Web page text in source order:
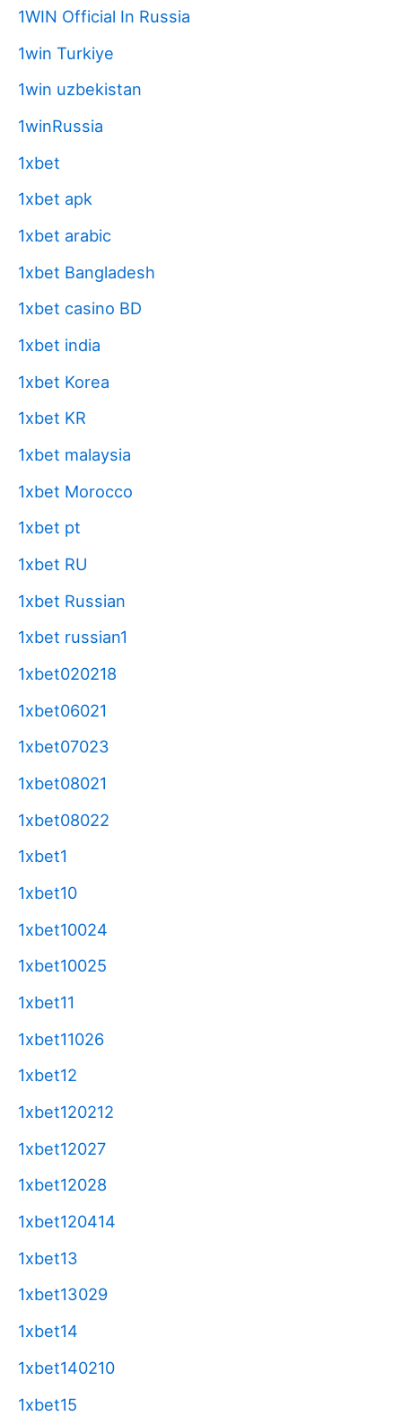
1WIN Official In Russia
1win Turkiye
1win uzbekistan
1winRussia
1xbet
1xbet apk
1xbet arabic
1xbet Bangladesh
1xbet casino BD
1xbet india
1xbet Korea
1xbet KR
1xbet malaysia
1xbet Morocco
1xbet pt
1xbet RU
1xbet Russian
1xbet russian1
1xbet020218
1xbet06021
1xbet07023
1xbet08021
1xbet08022
1xbet1
1xbet10
1xbet10024
1xbet10025
1xbet11
1xbet11026
1xbet12
1xbet120212
1xbet12027
1xbet12028
1xbet120414
1xbet13
1xbet13029
1xbet14
1xbet140210
1xbet15